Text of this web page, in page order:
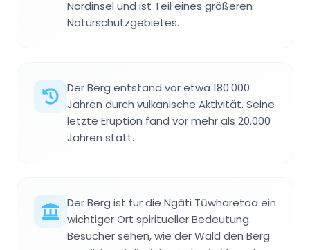
Nordinsel und ist Teil eines größeren
Naturschutzgebietes.
Der Berg entstand vor etwa 180.000
Jahren durch vulkanische Aktivität. Seine
letzte Eruption fand vor mehr als 20.000
Jahren statt.
Der Berg ist für die Ngāti Tūwharetoa ein
wichtiger Ort spiritueller Bedeutung.
Besucher sehen, wie der Wald den Berg